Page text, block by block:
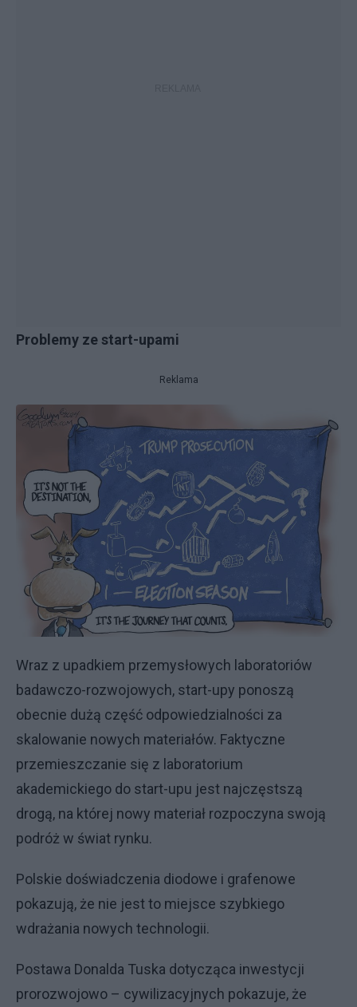
Problemy ze start-upami
Reklama
Wraz z upadkiem przemysłowych laboratoriów
badawczo-rozwojowych, start-upy ponoszą
obecnie dużą część odpowiedzialności za
skalowanie nowych materiałów. Faktyczne
przemieszczanie się z laboratorium
akademickiego do start-upu jest najczęstszą
drogą, na której nowy materiał rozpoczyna swoją
podróż w świat rynku.
Polskie doświadczenia diodowe i grafenowe
pokazują, że nie jest to miejsce szybkiego
wdrażania nowych technologii.
Postawa Donalda Tuska dotycząca inwestycji
prorozwojowo – cywilizacyjnych pokazuje, że